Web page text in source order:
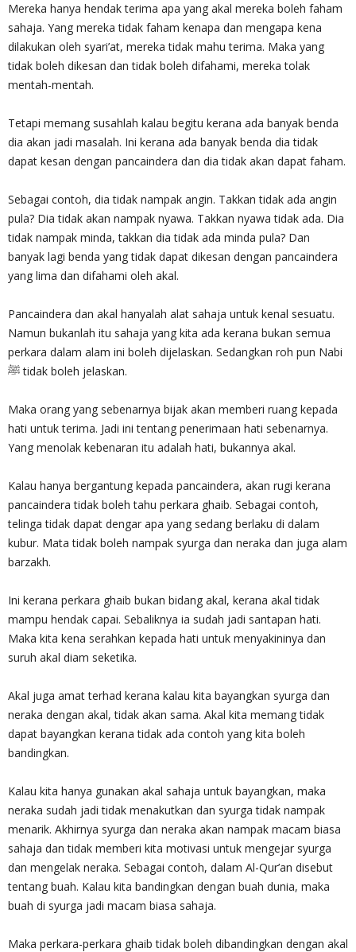
Mereka hanya hendak terima apa yang akal mereka boleh faham
sahaja. Yang mereka tidak faham kenapa dan mengapa kena
dilakukan oleh syari’at, mereka tidak mahu terima. Maka yang
tidak boleh dikesan dan tidak boleh difahami, mereka tolak
mentah-mentah.
Tetapi memang susahlah kalau begitu kerana ada banyak benda
dia akan jadi masalah. Ini kerana ada banyak benda dia tidak
dapat kesan dengan pancaindera dan dia tidak akan dapat faham.
Sebagai contoh, dia tidak nampak angin. Takkan tidak ada angin
pula? Dia tidak akan nampak nyawa. Takkan nyawa tidak ada. Dia
tidak nampak minda, takkan dia tidak ada minda pula? Dan
banyak lagi benda yang tidak dapat dikesan dengan pancaindera
yang lima dan difahami oleh akal.
Pancaindera dan akal hanyalah alat sahaja untuk kenal sesuatu.
Namun bukanlah itu sahaja yang kita ada kerana bukan semua
perkara dalam alam ini boleh dijelaskan. Sedangkan roh pun Nabi
ﷺ tidak boleh jelaskan.
Maka orang yang sebenarnya bijak akan memberi ruang kepada
hati untuk terima. Jadi ini tentang penerimaan hati sebenarnya.
Yang menolak kebenaran itu adalah hati, bukannya akal.
Kalau hanya bergantung kepada pancaindera, akan rugi kerana
pancaindera tidak boleh tahu perkara ghaib. Sebagai contoh,
telinga tidak dapat dengar apa yang sedang berlaku di dalam
kubur. Mata tidak boleh nampak syurga dan neraka dan juga alam
barzakh.
Ini kerana perkara ghaib bukan bidang akal, kerana akal tidak
mampu hendak capai. Sebaliknya ia sudah jadi santapan hati.
Maka kita kena serahkan kepada hati untuk menyakininya dan
suruh akal diam seketika.
Akal juga amat terhad kerana kalau kita bayangkan syurga dan
neraka dengan akal, tidak akan sama. Akal kita memang tidak
dapat bayangkan kerana tidak ada contoh yang kita boleh
bandingkan.
Kalau kita hanya gunakan akal sahaja untuk bayangkan, maka
neraka sudah jadi tidak menakutkan dan syurga tidak nampak
menarik. Akhirnya syurga dan neraka akan nampak macam biasa
sahaja dan tidak memberi kita motivasi untuk mengejar syurga
dan mengelak neraka. Sebagai contoh, dalam Al-Qur’an disebut
tentang buah. Kalau kita bandingkan dengan buah dunia, maka
buah di syurga jadi macam biasa sahaja.
Maka perkara-perkara ghaib tidak boleh dibandingkan dengan akal